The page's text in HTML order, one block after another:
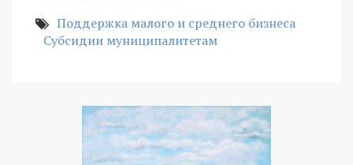
Поддержка малого и среднего бизнеса
Субсидии муниципалитетам